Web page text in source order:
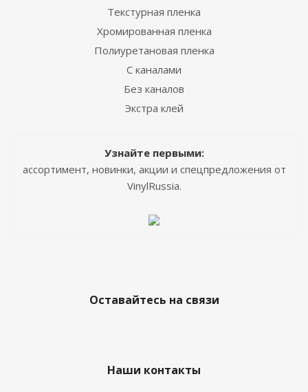
Текстурная пленка
Хромированная пленка
Полиуретановая пленка
С каналами
Без каналов
Экстра клей
Узнайте первыми:
ассортимент, новинки, акции и спецпредложения от
VinylRussia.
Оставайтесь на связи
Наши контакты